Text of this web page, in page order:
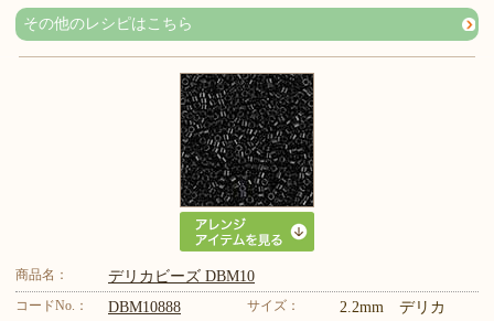
その他のレシピはこちら
商品名： デリカビーズ DBM10
コードNo.： DBM10888 サイズ：
2.2mm デリカ